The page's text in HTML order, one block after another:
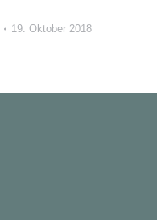
19. Oktober 2018